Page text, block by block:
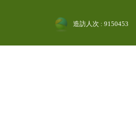
造訪人次 : 9150453